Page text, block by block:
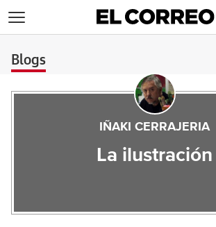
Blogs
IÑAKI CERRAJERIA
La ilustración